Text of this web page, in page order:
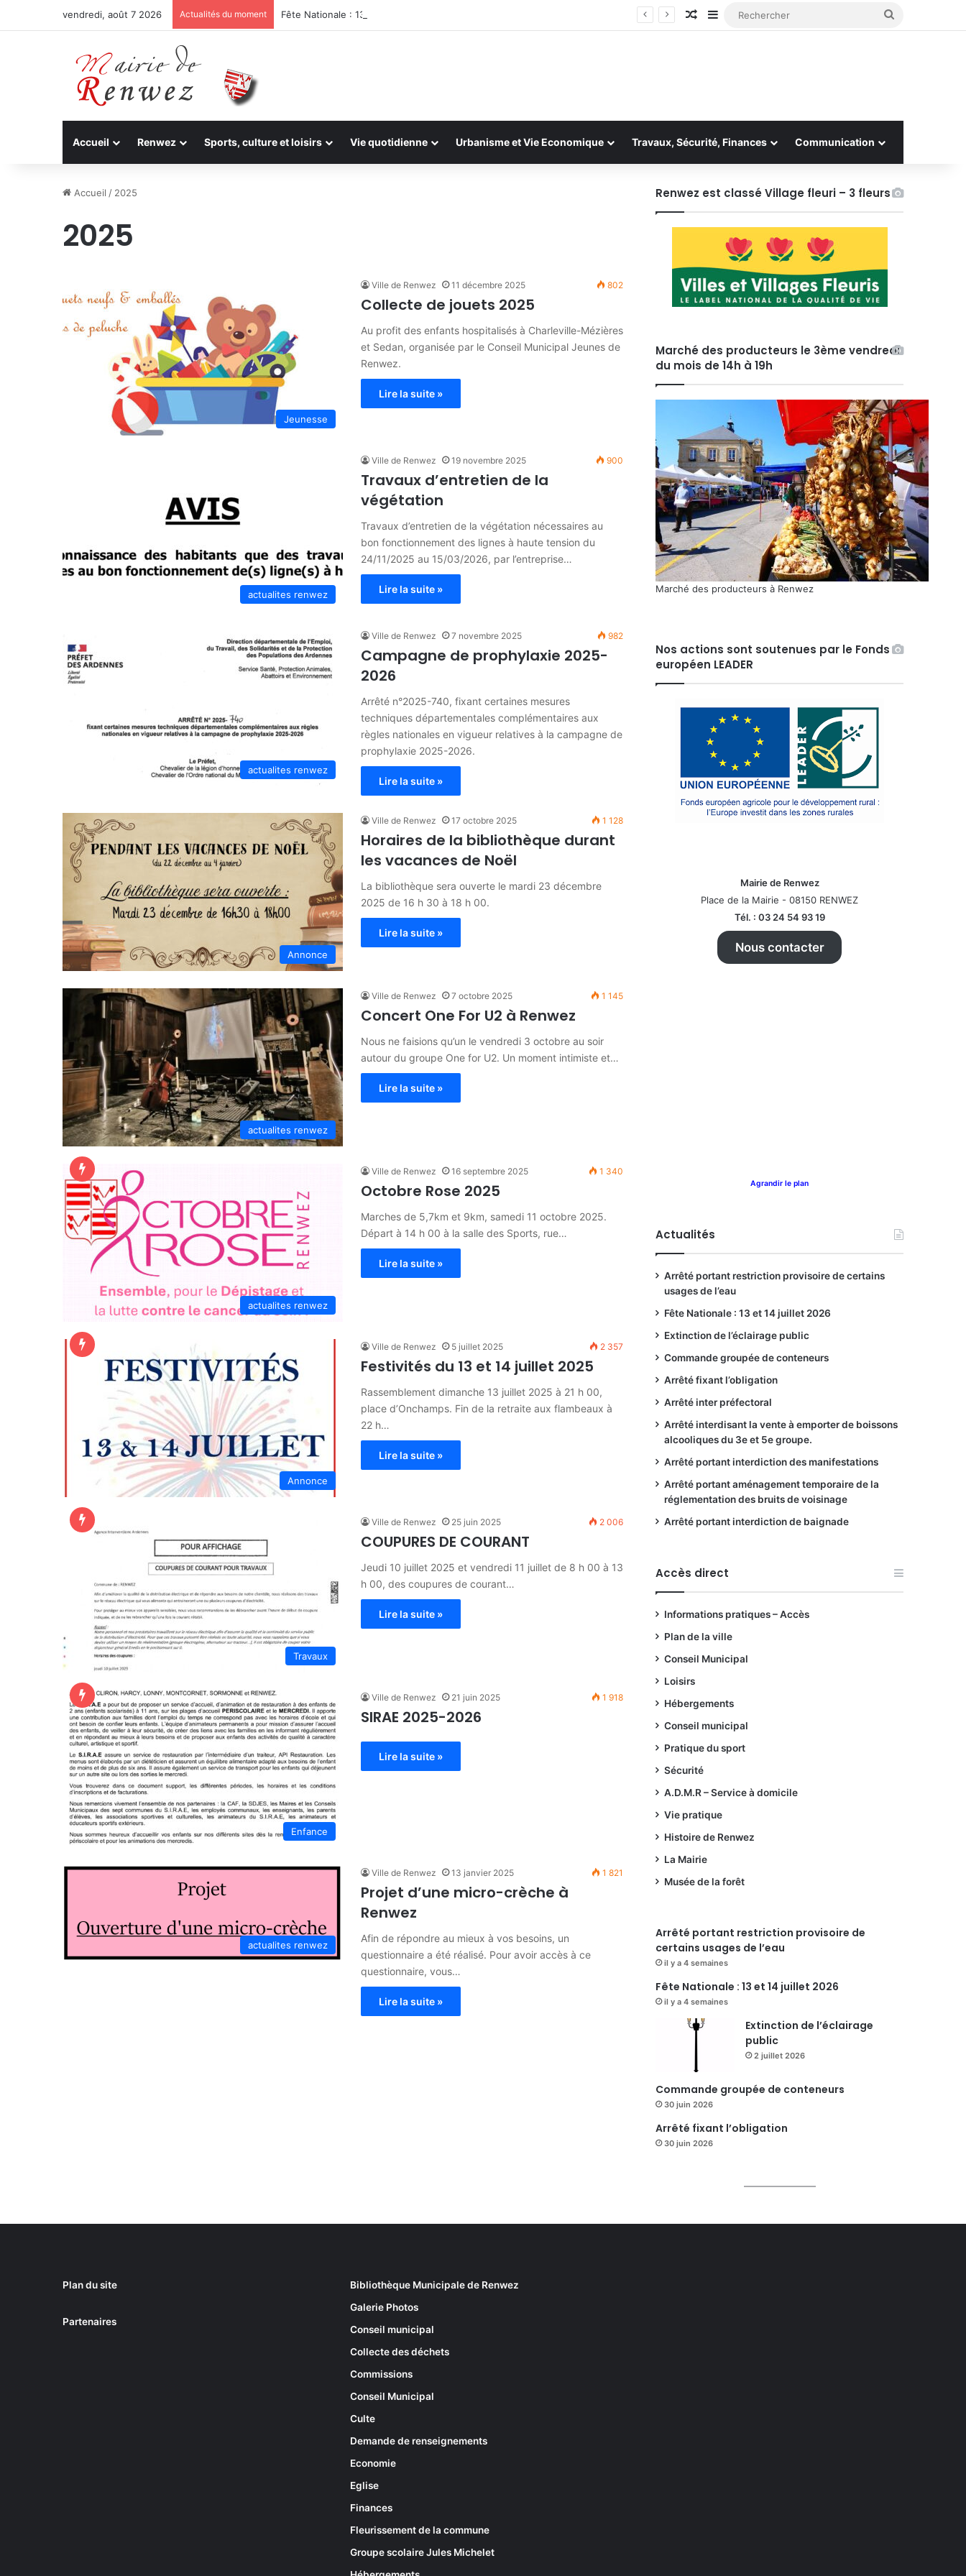
vendredi, août 7 2026 Actualités du moment Fête Nationale : 13 et 14 juillet 2026 Article Aléatoire
Sidebar (barre latérale)
Accueil Renwez Sports, culture et loisirs Vie quotidienne Urbanisme et Vie Economique Travaux, Sécurité, Finances Communication
Accueil / 2025
2025
Jeunesse
Ville de Renwez 11 décembre 2025 802
Collecte de jouets 2025
Au profit des enfants hospitalisés à Charleville-Mézières
et Sedan, organisée par le Conseil Municipal Jeunes de
Renwez.
Lire la suite »
actualites renwez
Ville de Renwez 19 novembre 2025 900
Travaux d’entretien de la
végétation
Travaux d’entretien de la végétation nécessaires au
bon fonctionnement des lignes à haute tension du
24/11/2025 au 15/03/2026, par l’entreprise…
Lire la suite »
actualites renwez
Ville de Renwez 7 novembre 2025 982
Campagne de prophylaxie 2025-
2026
Arrêté n°2025-740, fixant certaines mesures
techniques départementales complémentaires aux
règles nationales en vigueur relatives à la campagne de
prophylaxie 2025-2026.
Lire la suite »
Annonce
Ville de Renwez 17 octobre 2025 1 128
Horaires de la bibliothèque durant
les vacances de Noël
La bibliothèque sera ouverte le mardi 23 décembre
2025 de 16 h 30 à 18 h 00.
Lire la suite »
actualites renwez
Ville de Renwez 7 octobre 2025 1 145
Concert One For U2 à Renwez
Nous ne faisions qu’un le vendredi 3 octobre au soir
autour du groupe One for U2. Un moment intimiste et…
Lire la suite »
actualites renwez
Ville de Renwez 16 septembre 2025 1 340
Octobre Rose 2025
Marches de 5,7km et 9km, samedi 11 octobre 2025.
Départ à 14 h 00 à la salle des Sports, rue…
Lire la suite »
Annonce
Ville de Renwez 5 juillet 2025 2 357
Festivités du 13 et 14 juillet 2025
Rassemblement dimanche 13 juillet 2025 à 21 h 00,
place d’Onchamps. Fin de la retraite aux flambeaux à
22 h…
Lire la suite »
Travaux
Ville de Renwez 25 juin 2025 2 006
COUPURES DE COURANT
Jeudi 10 juillet 2025 et vendredi 11 juillet de 8 h 00 à 13
h 00, des coupures de courant…
Lire la suite »
Enfance
Ville de Renwez 21 juin 2025 1 918
SIRAE 2025-2026
Lire la suite »
actualites renwez
Ville de Renwez 13 janvier 2025 1 821
Projet d’une micro-crèche à
Renwez
Afin de répondre au mieux à vos besoins, un
questionnaire a été réalisé. Pour avoir accès à ce
questionnaire, vous…
Lire la suite »
Renwez est classé Village fleuri – 3 fleurs
Marché des producteurs le 3ème vendredi
du mois de 14h à 19h
Marché des producteurs à Renwez
Nos actions sont soutenues par le Fonds
européen LEADER
Mairie de Renwez
Place de la Mairie - 08150 RENWEZ
Tél. : 03 24 54 93 19
Nous contacter
Agrandir le plan
Actualités
Arrêté portant restriction provisoire de certains
usages de l’eau
Fête Nationale : 13 et 14 juillet 2026
Extinction de l’éclairage public
Commande groupée de conteneurs
Arrêté fixant l’obligation
Arrêté inter préfectoral
Arrêté interdisant la vente à emporter de boissons
alcooliques du 3e et 5e groupe.
Arrêté portant interdiction des manifestations
Arrêté portant aménagement temporaire de la
réglementation des bruits de voisinage
Arrêté portant interdiction de baignade
Accès direct
Informations pratiques – Accès
Plan de la ville
Conseil Municipal
Loisirs
Hébergements
Conseil municipal
Pratique du sport
Sécurité
A.D.M.R – Service à domicile
Vie pratique
Histoire de Renwez
La Mairie
Musée de la forêt
Arrêté portant restriction provisoire de
certains usages de l’eau
il y a 4 semaines
Fête Nationale : 13 et 14 juillet 2026
il y a 4 semaines
Extinction de l’éclairage
public
2 juillet 2026
Commande groupée de conteneurs
30 juin 2026
Arrêté fixant l’obligation
30 juin 2026
Plan du site
Partenaires
Bibliothèque Municipale de Renwez
Galerie Photos
Conseil municipal
Collecte des déchets
Commissions
Conseil Municipal
Culte
Demande de renseignements
Economie
Eglise
Finances
Fleurissement de la commune
Groupe scolaire Jules Michelet